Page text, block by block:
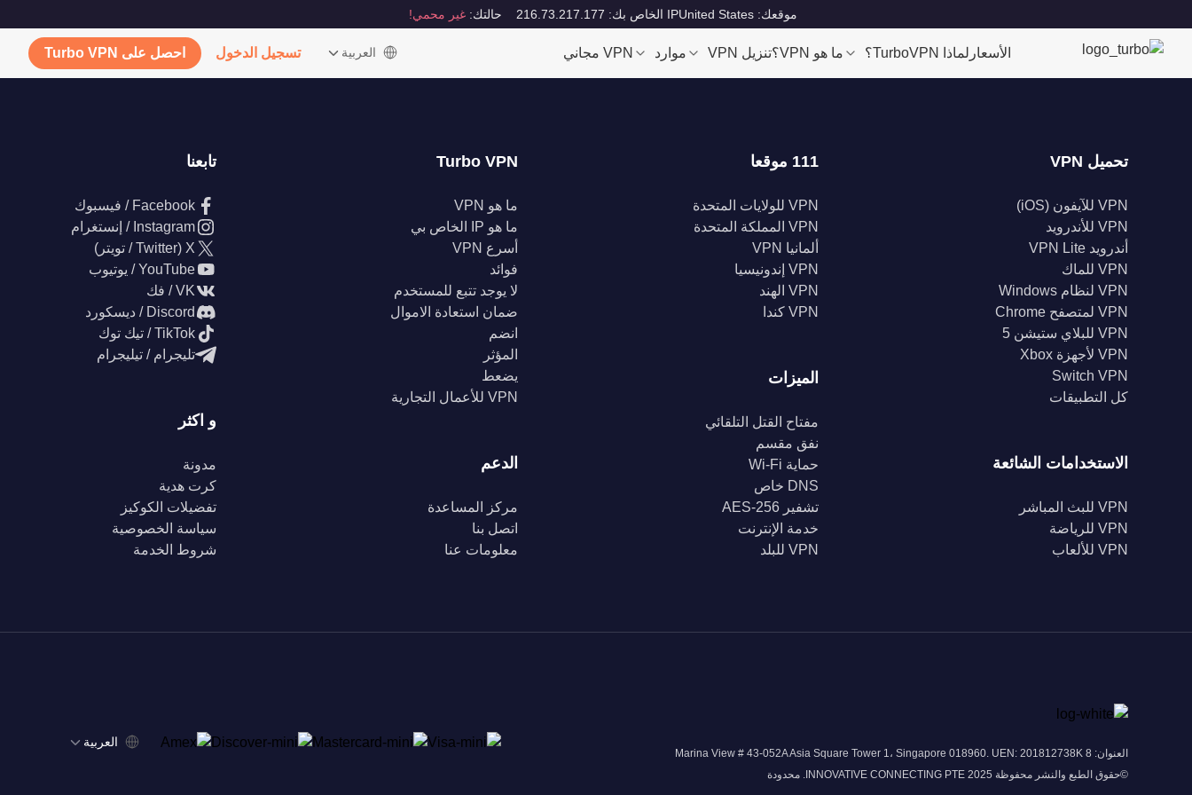
موقعك: United States IP الخاص بك: 216.73.217.177 حالتك: غير محمي!
الأسعار لماذا TurboVPN؟ ما هو VPN؟ تنزيل VPN موارد VPN مجاني ‫العربية تسجيل الدخول احصل على Turbo VPN
تحميل VPN
VPN للآيفون (iOS)
VPN للأندرويد
أندرويد VPN Lite
VPN للماك
VPN لنظام Windows
VPN لمتصفح Chrome
VPN للبلاي ستيشن 5
VPN لأجهزة Xbox
Switch VPN
كل التطبيقات
الاستخدامات الشائعة
VPN للبث المباشر
VPN للرياضة
VPN للألعاب
111 موقعا
VPN للولايات المتحدة
VPN المملكة المتحدة
ألمانيا VPN
VPN إندونيسيا
VPN الهند
VPN كندا
الميزات
مفتاح القتل التلقائي
نفق مقسم
حماية Wi-Fi
DNS خاص
تشفير AES-256
خدمة الإنترنت
VPN للبلد
Turbo VPN
ما هو VPN
ما هو IP الخاص بي
أسرع VPN
فوائد
لا يوجد تتبع للمستخدم
ضمان استعادة الاموال
انضم
المؤثر
يضعط
VPN للأعمال التجارية
الدعم
مركز المساعدة
اتصل بنا
معلومات عنا
تابعنا
Facebook / فيسبوك
Instagram / إنستغرام
X (Twitter / تويتر)
YouTube / يوتيوب
VK / فك
Discord / ديسكورد
TikTok / تيك توك
تليجرام / تيليجرام
و اكثر
مدونة
كرت هدية
تفضيلات الكوكيز
سياسة الخصوصية
شروط الخدمة
العنوان: 8 Marina View # 43-052A Asia Square Tower 1، Singapore 018960. UEN: 201812738K
©حقوق الطبع والنشر محفوظة 2025 INNOVATIVE CONNECTING PTE. محدودة
‫العربية